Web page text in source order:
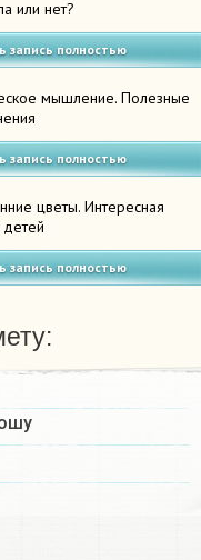
или нет?
запись полностью
мышление. Полезные
запись полностью
цветы. Интересная
запись полностью